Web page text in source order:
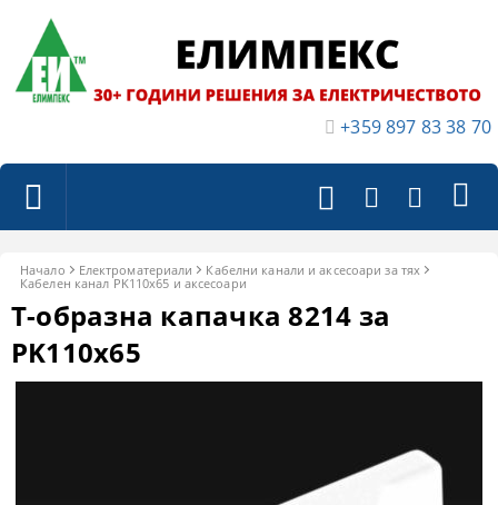
+359 897 83 38 70
Начало Електроматериали
Кабелни канали и аксесоари за тях
Кабелен канал PK110x65 и аксесоари
Т-образна капачка 8214 за
PK110x65